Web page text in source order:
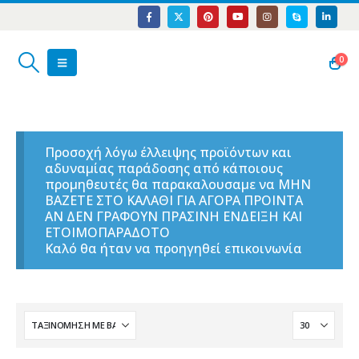
0
Προσοχή λόγω έλλειψης προϊόντων και
αδυναμίας παράδοσης από κάποιους
προμηθευτές θα παρακαλουσαμε να ΜΗΝ
ΒΑΖΕΤΕ ΣΤΟ ΚΑΛΑΘΙ ΓΙΑ ΑΓΟΡΑ ΠΡΟΙΝΤΑ
ΑΝ ΔΕΝ ΓΡΑΦΟΥΝ ΠΡΑΣΙΝΗ ΕΝΔΕΙΞΗ ΚΑΙ
ΕΤΟΙΜΟΠΑΡΑΔΟΤΟ
Καλό θα ήταν να προηγηθεί επικοινωνία